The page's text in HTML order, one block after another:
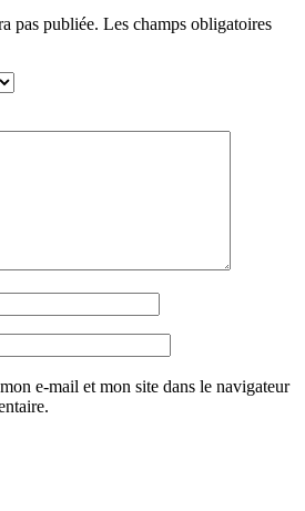
pas publiée. Les champs obligatoires
e-mail et mon site dans le navigateur